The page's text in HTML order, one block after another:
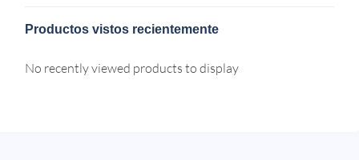
Productos vistos recientemente
No recently viewed products to display